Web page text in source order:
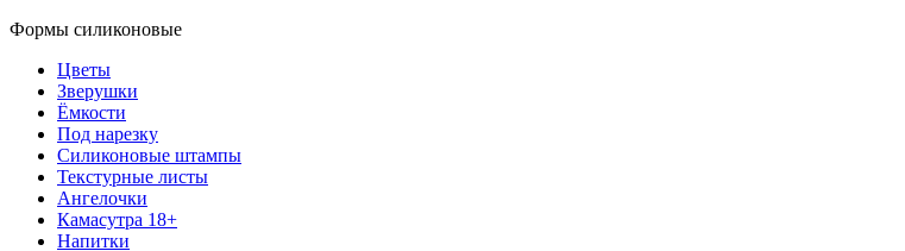
Формы силиконовые
Цветы
Зверушки
Ёмкости
Под нарезку
Силиконовые штампы
Текстурные листы
Ангелочки
Камасутра 18+
Напитки